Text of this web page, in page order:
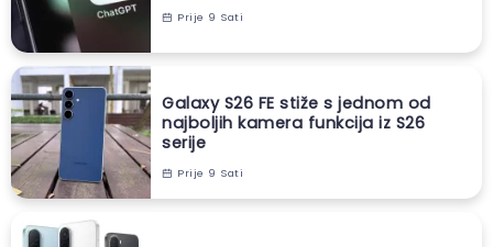
Prije 9 Sati
Galaxy S26 FE stiže s jednom od
najboljih kamera funkcija iz S26
serije
Prije 9 Sati